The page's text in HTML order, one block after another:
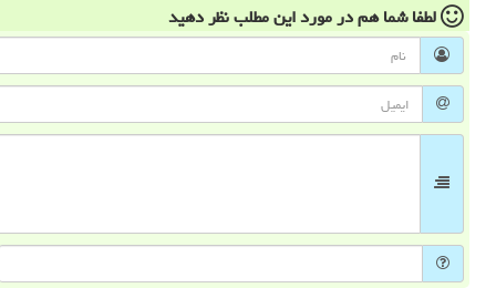
لطفا شما همدر مورد این مطلبنظر دهید